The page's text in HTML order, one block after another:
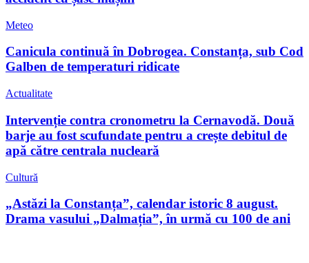
Meteo
Canicula continuă în Dobrogea. Constanța, sub Cod
Galben de temperaturi ridicate
Actualitate
Intervenție contra cronometru la Cernavodă. Două
barje au fost scufundate pentru a crește debitul de
apă către centrala nucleară
Cultură
„Astăzi la Constanța”, calendar istoric 8 august.
Drama vasului „Dalmația”, în urmă cu 100 de ani